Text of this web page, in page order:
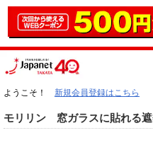
ようこそ！ 新規会員登録はこちら
モリリン 窓ガラスに貼れる